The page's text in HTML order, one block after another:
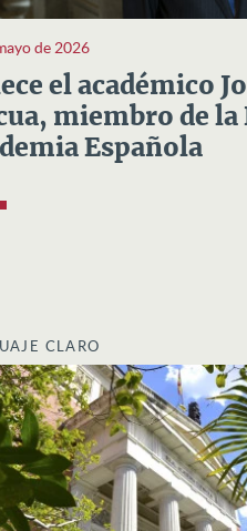
de 2026
el académico
miembro de la
Española
CLARO